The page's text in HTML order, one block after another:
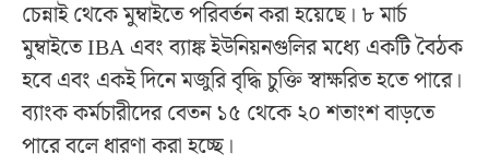
চেন্নাই থেকে মুম্বাইতে পরিবর্তন করা হয়েছে। ৮ মার্চ
মুম্বাইতে IBA এবং ব্যাঙ্ক ইউনিয়নগুলির মধ্যে একটি বৈঠক
হবে এবং একই দিনে মজুরি বৃদ্ধি চুক্তি স্বাক্ষরিত হতে পারে।
ব্যাংক কর্মচারীদের বেতন ১৫ থেকে ২০ শতাংশ বাড়তে
পারে বলে ধারণা করা হচ্ছে।